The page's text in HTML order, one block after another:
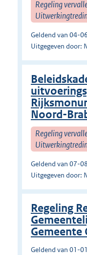
Regeling
Geldend van 04-
Uitgegeven door:
Noord-
Regeling
Geldend van 07-
Uitgegeven door:
Regeling
Geldend van 01-